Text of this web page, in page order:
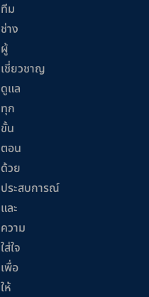
ทีม
ช่าง
ผู้
เชี่ยวชาญ
ดูแล
ทุก
ขั้น
ตอน
ด้วย
ประสบการณ์
และ
ความ
ใส่ใจ
เพื่อ
ให้